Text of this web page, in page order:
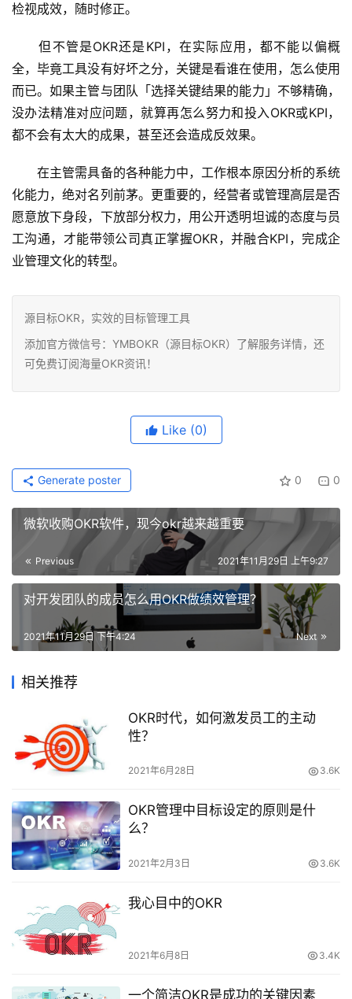
检视成效，随时修正。
但不管是OKR还是KPI，在实际应用，都不能以偏概
全，毕竟工具没有好坏之分，关键是看谁在使用，怎么使用
而已。如果主管与团队「选择关键结果的能力」不够精确，
没办法精准对应问题，就算再怎么努力和投入OKR或KPI，
都不会有太大的成果，甚至还会造成反效果。
在主管需具备的各种能力中，工作根本原因分析的系统
化能力，绝对名列前茅。更重要的，经营者或管理高层是否
愿意放下身段，下放部分权力，用公开透明坦诚的态度与员
工沟通，才能带领公司真正掌握OKR，并融合KPI，完成企
业管理文化的转型。
源目标OKR，实效的目标管理工具
添加官方微信号：YMBOKR（源目标OKR）了解服务详情，还
可免费订阅海量OKR资讯！
Like (0)
0 0
Generate poster
微软收购OKR软件，现今okr越来越重要
Previous 2021年11月29日 上午9:27
对开发团队的成员怎么用OKR做绩效管理？
Next
2021年11月29日 下午4:24
相关推荐
OKR时代，如何激发员工的主动
性？
2021年6月28日 3.6K
OKR管理中目标设定的原则是什
么？
2021年2月3日 3.6K
我心目中的OKR
2021年6月8日 3.4K
一个简洁OKR是成功的关键因素